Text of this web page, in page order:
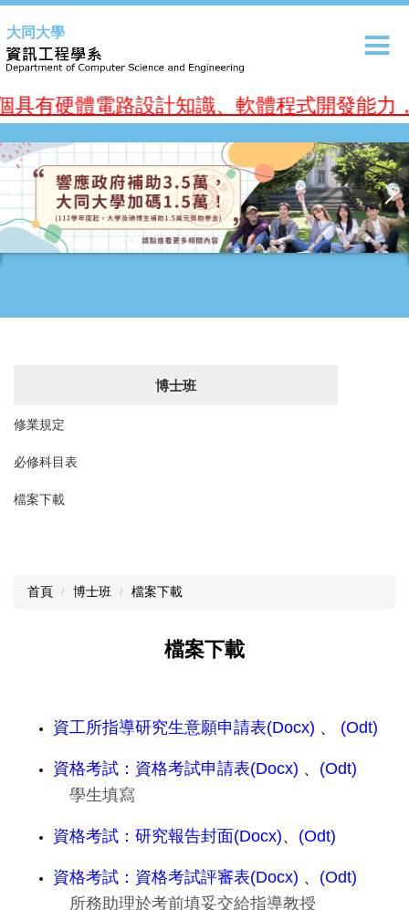
到
主
要
容
區
大同大學
硬體電路設計知識、軟體程式開發能力，
博士班
修業規定
必修科目表
檔案下載
首頁 博士班 檔案下載
檔案下載
資工所指導研究生意願申請表(Docx) 、 (Odt)
資格考試：資格考試申請表(Docx) 、 (Odt)
學生填寫
資格考試：研究報告封面(Docx)、 (Odt)
資格考試：資格考試評審表(Docx) 、 (Odt)
所務助理於考前填妥交給指導教授